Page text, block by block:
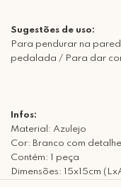
Sugestões de uso:
Para pendurar na
pedalada / Para dar
Infos:
Material: Azulejo
Cor: Branco com
Contém: 1 peça
Dimensões: 15x15cm